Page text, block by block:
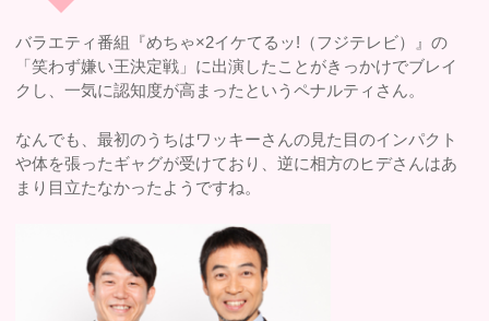
バラエティ番組『めちゃ×2イケてるッ!（フジテレビ）』の
「笑わず嫌い王決定戦」に出演したことがきっかけでブレイ
クし、一気に認知度が高まったというペナルティさん。
なんでも、最初のうちはワッキーさんの見た目のインパクト
や体を張ったギャグが受けており、逆に相方のヒデさんはあ
まり目立たなかったようですね。